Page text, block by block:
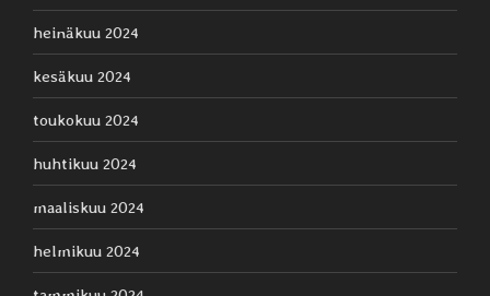
heinäkuu 2024
kesäkuu 2024
toukokuu 2024
huhtikuu 2024
maaliskuu 2024
helmikuu 2024